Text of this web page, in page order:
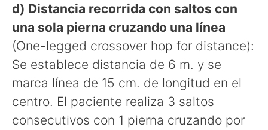
d) Distancia recorrida con saltos con
una sola pierna cruzando una línea
(One-legged crossover hop for distance):
Se establece distancia de 6 m. y se
marca línea de 15 cm. de longitud en el
centro. El paciente realiza 3 saltos
consecutivos con 1 pierna cruzando por